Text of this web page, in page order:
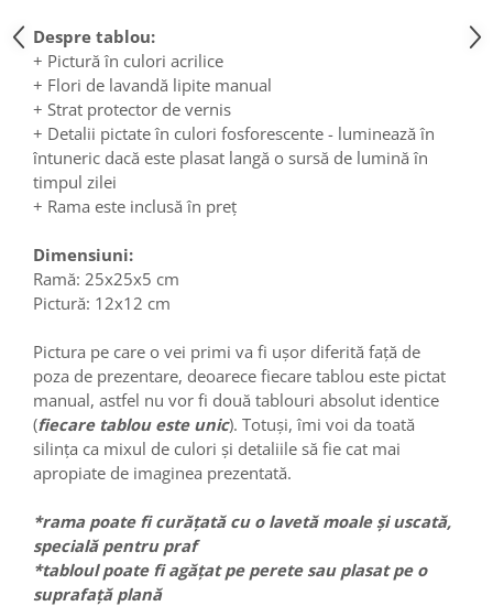
Despre tablou:
+ Pictură în culori acrilice
+ Flori de lavandă lipite manual
+ Strat protector de vernis
+ Detalii pictate în culori fosforescente - luminează în
întuneric dacă este plasat langă o sursă de lumină în
timpul zilei
+ Rama este inclusă în preț
Dimensiuni:
Ramă: 25x25x5 cm
Pictură: 12x12 cm
Pictura pe care o vei primi va fi ușor diferită față de
poza de prezentare, deoarece fiecare tablou este pictat
manual, astfel nu vor fi două tablouri absolut identice
(fiecare tablou este unic). Totuși, îmi voi da toată
silința ca mixul de culori și detaliile să fie cat mai
apropiate de imaginea prezentată.
*rama poate fi curățată cu o lavetă moale și uscată,
specială pentru praf
*tabloul poate fi agățat pe perete sau plasat pe o
suprafață plană